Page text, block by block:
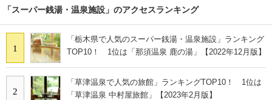
「スーパー銭湯・温泉施設」のアクセスランキング
1
「栃木県で人気のスーパー銭湯・温泉施設」ランキング
TOP10！ 1位は「那須温泉 鹿の湯」【2022年12月版】
2
「草津温泉で人気の旅館」ランキングTOP10！ 1位は
「草津温泉 中村屋旅館」【2023年2月版】